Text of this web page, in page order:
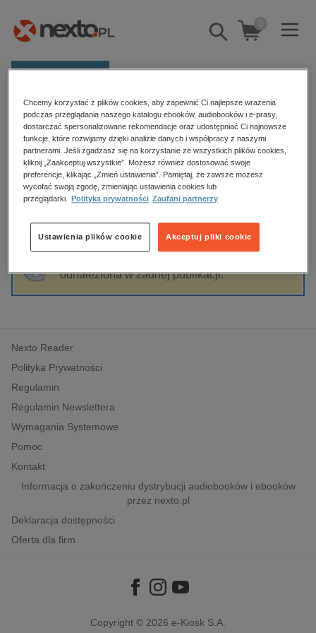
Pokaż/schowaj
wyszukiwarkę
0
Kategorie
Zobacz wszystkie E-prasa
budownictwo, aranżacja wnętrz
biznesowe, branżowe, gospodarka
dzienniki
edukacja
hobby, sport, rozrywka
komputery, internet, technologie, informatyka
polityka, społeczno-informacyjne
psychologiczne
inne
popularno-naukowe
historia
Strona główna Grażyna Bystydzieńska
Grażyna Bystydzieńska
Sortowanie Filtrowanie
odnaleziona w żadnej publikacji.
Nexto Reader
Polityka Prywatności
Regulamin
Regulamin Newslettera
Wymagania Systemowe
Pomoc
Kontakt
Informacja o zakończeniu dystrybucji audiobooków i ebooków
przez nexto.pl
Deklaracja dostępności
Oferta dla firm
Copyright © 2026 e-Kiosk S.A.
Chcemy korzystać z plików cookies, aby zapewnić Ci najlepsze wrażenia
podczas przeglądania naszego katalogu ebooków, audiobooków i e-prasy,
dostarczać spersonalizowane rekomendacje oraz udostępniać Ci najnowsze
funkcje, które rozwijamy dzięki analizie danych i współpracy z naszymi
partnerami. Jeśli zgadzasz się na korzystanie ze wszystkich plików cookies,
kliknij „Zaakceptuj wszystkie”. Możesz również dostosować swoje
preferencje, klikając „Zmień ustawienia”. Pamiętaj, że zawsze możesz
wycofać swoją zgodę, zmieniając ustawienia cookies lub
przeglądarki.
Polityka prywatności Zaufani partnerzy
Akceptuj pliki cookie
Ustawienia plików cookie